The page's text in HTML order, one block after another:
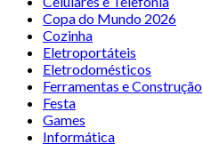
Copa do Mundo 2026
Cozinha
Eletroportáteis
Eletrodomésticos
Ferramentas e Construção
Festa
Games
Informática